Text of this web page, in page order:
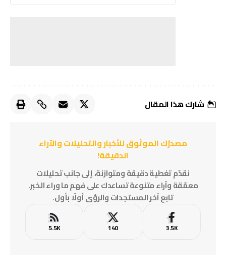
شارك هذا المقال
مصدرُك الموثوق للأخبار والتحليلات والآراء
الدقيقة!
نقدّم تغطية دقيقة ومتوازنة، إلى جانب تحليلات
معمّقة وآراء متنوعة تساعدك على فهم ما وراء الخبر.
تابع آخر المستجدات والرؤى أولًا بأول.
3.5K
140
5.5K